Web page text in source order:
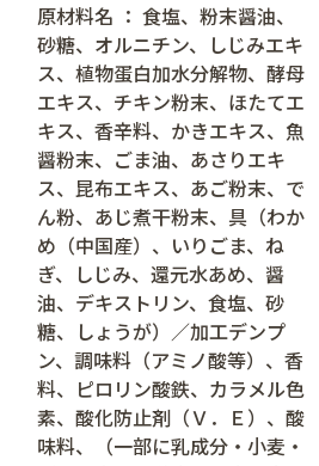
原材料名 ： 食塩、粉末醤油、
砂糖、オルニチン、しじみエキ
ス、植物蛋白加水分解物、酵母
エキス、チキン粉末、ほたてエ
キス、香辛料、かきエキス、魚
醤粉末、ごま油、あさりエキ
ス、昆布エキス、あご粉末、で
ん粉、あじ煮干粉末、具（わか
め（中国産）、いりごま、ね
ぎ、しじみ、還元水あめ、醤
油、デキストリン、食塩、砂
糖、しょうが）／加工デンプ
ン、調味料（アミノ酸等）、香
料、ピロリン酸鉄、カラメル色
素、酸化防止剤（Ｖ．Ｅ）、酸
味料、（一部に乳成分・小麦・